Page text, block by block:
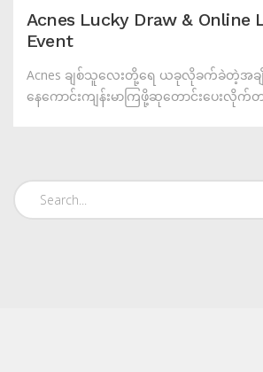
Acnes Lucky Draw & Online
Event
Acnes ချစ်သူလေးတို့ရေ ယခုလိုခက်ခဲတဲ့အချိ
နေကောင်းကျန်းမာကြဖို့ဆုတောင်းပေးလိုက်တ